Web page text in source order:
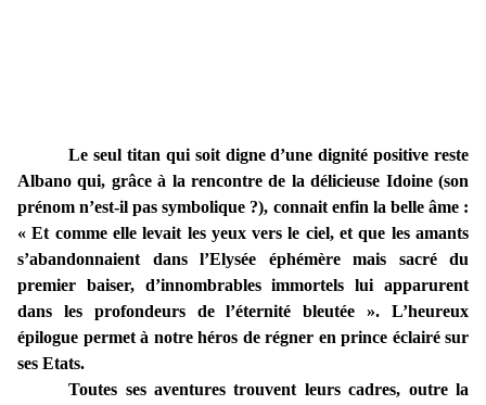
Le seul titan qui soit digne d’une dignité positive reste
Albano qui, grâce à la rencontre de la délicieuse Idoine (son
prénom n’est-il pas symbolique ?), connait enfin la belle âme :
« Et comme elle levait les yeux vers le ciel, et que les amants
s’abandonnaient dans l’Elysée éphémère mais sacré du
premier baiser, d’innombrables immortels lui apparurent
dans les profondeurs de l’éternité bleutée ». L’heureux
épilogue permet à notre héros de régner en prince éclairé sur
ses Etats.
Toutes ses aventures trouvent leurs cadres, outre la